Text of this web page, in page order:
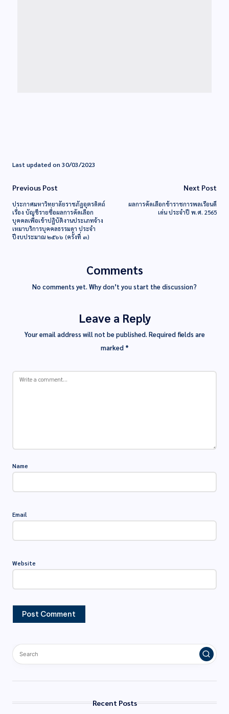
Last updated on 30/03/2023
Previous Post
ประกาศมหาวิทยาลัยราชภัฏอุตรดิตถ์
เรื่อง บัญชีรายชื่อผลการคัดเลือก
บุคคลเพื่อเข้าปฏิบัติงานประเภทจ้าง
เหมาบริการบุคคลธรรมดา ประจำ
ปีงบประมาณ ๒๕๖๖ (ครั้งที่ ๓)
Next Post
ผลการคัดเลือกข้าราชการพลเรือนดี
เด่น ประจำปี พ.ศ. 2565
Comments
No comments yet. Why don’t you start the discussion?
Leave a Reply
Your email address will not be published. Required fields are
marked *
Name
Email
Website
Recent Posts